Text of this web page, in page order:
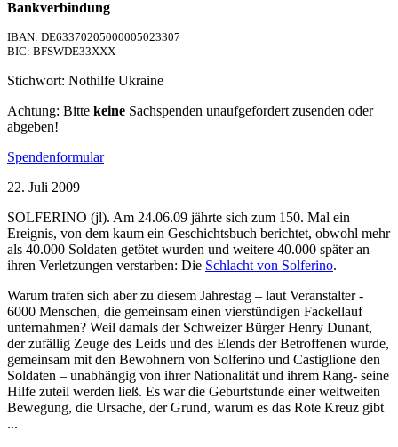
Bankverbindung
IBAN: DE63370205000005023307
BIC: BFSWDE33XXX
Stichwort: Nothilfe Ukraine
Achtung: Bitte keine Sachspenden unaufgefordert zusenden oder
abgeben!
Spendenformular
22. Juli 2009
SOLFERINO (jl). Am 24.06.09 jährte sich zum 150. Mal ein
Ereignis, von dem kaum ein Geschichtsbuch berichtet, obwohl mehr
als 40.000 Soldaten getötet wurden und weitere 40.000 später an
ihren Verletzungen verstarben: Die Schlacht von Solferino.
Warum trafen sich aber zu diesem Jahrestag – laut Veranstalter -
6000 Menschen, die gemeinsam einen vierstündigen Fackellauf
unternahmen? Weil damals der Schweizer Bürger Henry Dunant,
der zufällig Zeuge des Leids und des Elends der Betroffenen wurde,
gemeinsam mit den Bewohnern von Solferino und Castiglione den
Soldaten – unabhängig von ihrer Nationalität und ihrem Rang- seine
Hilfe zuteil werden ließ. Es war die Geburtstunde einer weltweiten
Bewegung, die Ursache, der Grund, warum es das Rote Kreuz gibt
...